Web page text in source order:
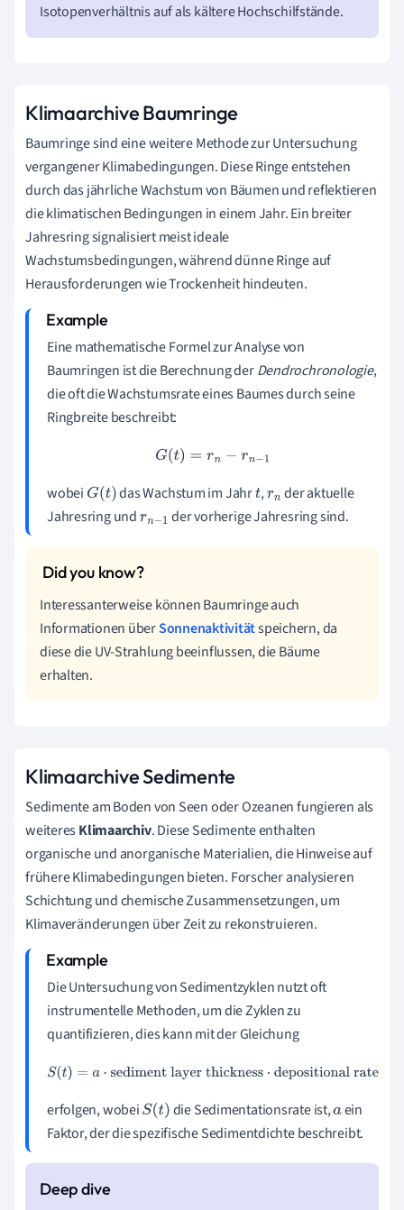
Isotopenverhältnis auf als kältere Hochschilfstände.
Klimaarchive Baumringe
Baumringe sind eine weitere Methode zur Untersuchung
vergangener Klimabedingungen. Diese Ringe entstehen
durch das jährliche Wachstum von Bäumen und reflektieren
die klimatischen Bedingungen in einem Jahr. Ein breiter
Jahresring signalisiert meist ideale
Wachstumsbedingungen, während dünne Ringe auf
Herausforderungen wie Trockenheit hindeuten.
Eine mathematische Formel zur Analyse von
Baumringen ist die Berechnung derDendrochronologie,
die oft die Wachstumsrate eines Baumes durch seine
Ringbreite beschreibt:
G( t)= rn− rn −1
wobei G(t) das Wachstum im Jahrt,rn der aktuelle
Jahresring undrn−1 der vorherige Jahresring sind.
Interessanterweise können Baumringe auch
Informationen überSonnenaktivitätspeichern, da
diese die UV-Strahlung beeinflussen, die Bäume
erhalten.
Klimaarchive Sedimente
Sedimente am Boden von Seen oder Ozeanen fungieren als
weiteresKlimaarchiv. Diese Sedimente enthalten
organische und anorganische Materialien, die Hinweise auf
frühere Klimabedingungen bieten. Forscher analysieren
Schichtung und chemische Zusammensetzungen, um
Klimaveränderungen über Zeit zu rekonstruieren.
Die Untersuchung von Sedimentzyklen nutzt oft
instrumentelle Methoden, um die Zyklen zu
quantifizieren, dies kann mit der Gleichung
S (t) =a⋅ sediment layer thickness⋅depositional rate
erfolgen, wobeiS(t) die Sedimentationsrate ist,aein
Faktor, der die spezifische Sedimentdichte beschreibt.